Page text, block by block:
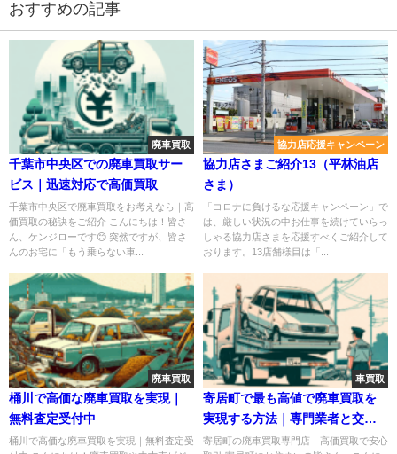
おすすめの記事
廃車買取
千葉市中央区での廃車買取サー
ビス｜迅速対応で高価買取
千葉市中央区で廃車買取をお考えなら｜高
価買取の秘訣をご紹介 こんにちは！皆さ
ん、ケンジローです😊 突然ですが、皆さ
んのお宅に「もう乗らない車...
協力店応援キャンペーン
協力店さまご紹介13（平林油店
さま）
「コロナに負けるな応援キャンペーン」で
は、厳しい状況の中お仕事を続けていらっ
しゃる協力店さまを応援すべくご紹介して
おります。13店舗様目は「...
廃車買取
桶川で高価な廃車買取を実現｜
無料査定受付中
桶川で高価な廃車買取を実現｜無料査定受
車買取
寄居町で最も高値で廃車買取を
実現する方法｜専門業者と交渉
のコツ
寄居町の廃車買取専門店｜高価買取で安心